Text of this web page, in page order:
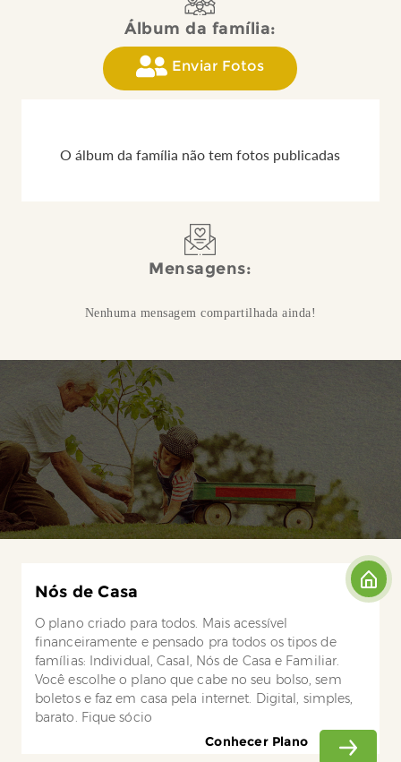
Álbum da família:
Enviar Fotos
O álbum da família não tem fotos publicadas
Mensagens:
Nenhuma mensagem compartilhada ainda!
Nós de Casa
O plano criado para todos. Mais acessível
financeiramente e pensado pra todos os tipos de
famílias: Individual, Casal, Nós de Casa e Familiar.
Você escolhe o plano que cabe no seu bolso, sem
boletos e faz em casa pela internet. Digital, simples,
barato. Fique sócio
Conhecer Plano